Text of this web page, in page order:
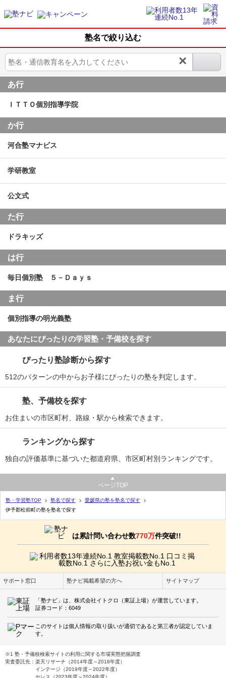
塾名で絞り込む
×
あ行
ＩＴＴＯ個別指導学院
か行
河合塾マナビス
学研教室
公文式
た行
ドラキッズ
は行
毎日個別塾 ５－Ｄａｙｓ
ま行
個別指導の明光義塾
あなたにぴったりの学習塾・予備校を探す
ぴったり塾診断から探す
512のパターンの中からお子様にぴったりの塾を判定します。
塾、予備校を探す
お住まいの市区町村、路線・駅から検索できます。
ランキングから探す
独自の評価基準に基づいた都道府県、市区町村別ランキングです。
ページTOP
塾・学習塾TOP 塾名で探す
愛媛県の塾を塾名で探す
伊予郡松前町の塾を塾名で探す
は累計問い合わせ数770万件突破!!
サポート窓口 塾ナビ掲載希望の方へ サイトマップ
「塾ナビ」は、株式会社イトクロ（東証上場）が運営しています。
証券コード：6049
このサイトは個人情報の取り扱いが適切であると第三者が認定していま
す。
※1 塾・予備校検索サイトの利用に関する市場実態把握調査
実査委託先：楽天リサーチ（2014年度～2018年度）
インテージ（2019年度～2022年度）
セレス（2023年度～2024年度）